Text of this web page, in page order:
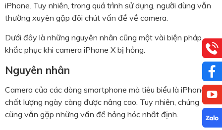
iPhone. Tuy nhiên, trong quá trình sử dụng, người dùng vẫn
thường xuyên gặp đôi chút vấn đề về camera.
Dưới đây là những nguyên nhân cũng một vài biện pháp
khắc phục khi camera iPhone X bị hỏng.
Nguyên nhân
Camera của các dòng smartphone mà tiêu biểu là iPhone có
chất lượng ngày càng được nâng cao. Tuy nhiên, chúng
cũng vẫn gặp những vấn đề hỏng hóc nhất định.